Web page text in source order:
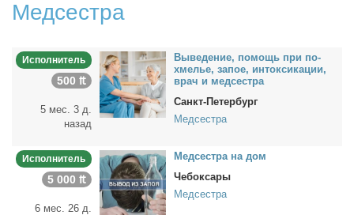
Медсестра
Исполнитель
500 ₶
5 мес. 3 д.
назад
Вы­ве­де­ние, по­мощь при по­
хме­лье, за­пое, ин­ток­си­ка­ции,
врач и мед­сест­ра
Санкт-Петербург
Медсестра
Исполнитель
5 000 ₶
6 мес. 26 д.
Мед­сест­ра на дом
Чебоксары
Медсестра